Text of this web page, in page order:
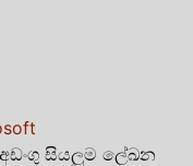
සියලුම ලේඛන